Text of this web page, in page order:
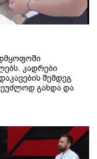
კადრები
შემდეგ
გახდა და